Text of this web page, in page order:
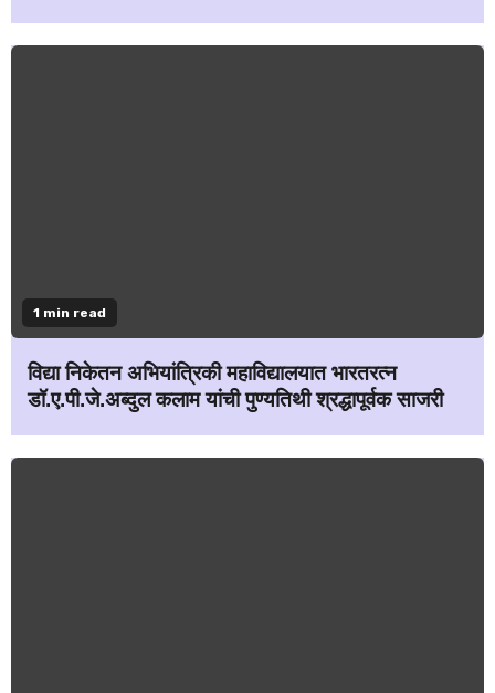
1 min read
विद्या निकेतन अभियांत्रिकी महाविद्यालयात भारतरत्न
डॉ.ए.पी.जे.अब्दुल कलाम यांची पुण्यतिथी श्रद्धापूर्वक साजरी